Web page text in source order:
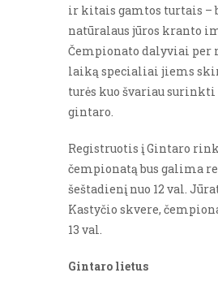
ir kitais gamtos turtais –
natūralaus jūros kranto
Čempionato dalyviai per
laiką specialiai jiems
turės kuo švariau surinkti
gintaro.
Registruotis į Gintaro
čempionatą bus galima
šeštadienį nuo 12 val.
Kastyčio skvere,
13 val.
Gintaro lietus